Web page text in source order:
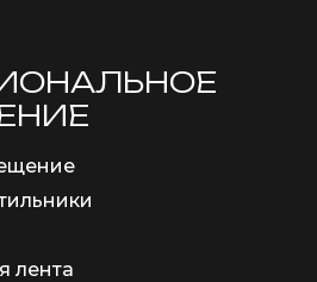
лента